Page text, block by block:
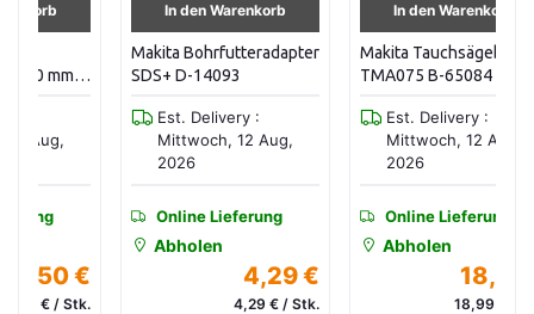
In den Warenkorb
Makita Bohrfutteradapter
SDS+ D-14093
Est. Delivery :
Mittwoch, 12 Aug,
Online Lieferung
Abholen
4,29 €
4,29 € / Stk.
In den Warenkorb
Makita Tauchsägeblatt
TMA075 B-65084
Est. Delivery :
Mittwoch, 12 Aug,
Online Lieferung
Abholen
18,99 €
18,99 € / Stk.